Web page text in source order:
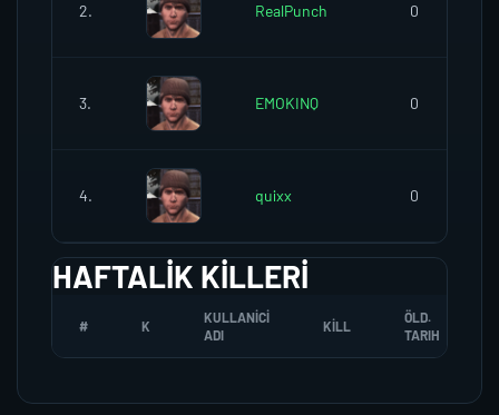
2. RealPunch 0
3. EMOKINQ 0
4. quixx 0
HAFTALIK KILLERI
# K
KULLANICI
ADI
KILL
ÖLD.
TARIH